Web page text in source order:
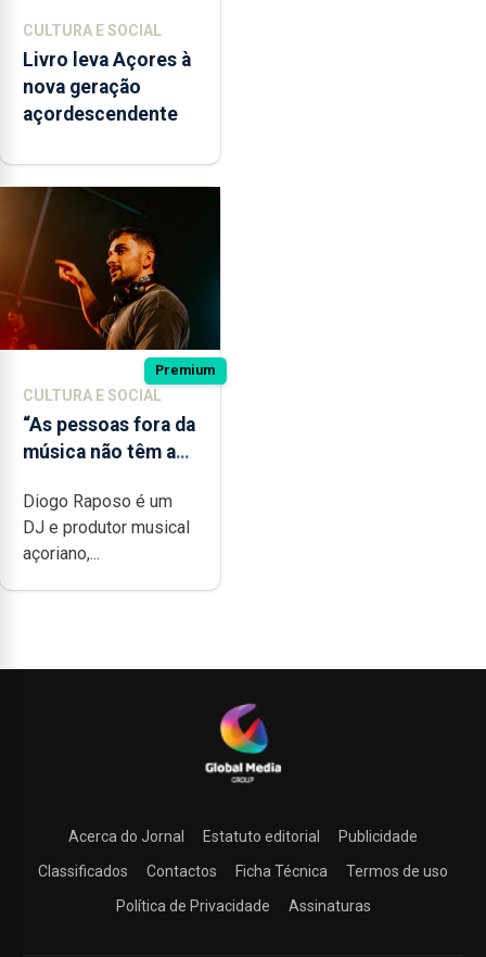
CULTURA E SOCIAL
Livro leva Açores à
nova geração
açordescendente
Premium
CULTURA E SOCIAL
“As pessoas fora da
música não têm a
difícil é produzir
uma música”
Diogo Raposo é um
DJ e produtor musical
açoriano,...
Acerca do Jornal Estatuto editorial
Publicidade
Classificados
Contactos Ficha Técnica
Termos de uso
Política de Privacidade
Assinaturas